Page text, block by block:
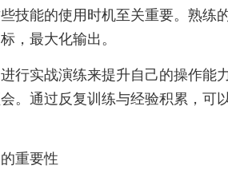
技能的使用时机至关重要。熟练
，最大化输出。
行实战演练来提升自己的操作能
。通过反复训练与经验积累，可
重要性